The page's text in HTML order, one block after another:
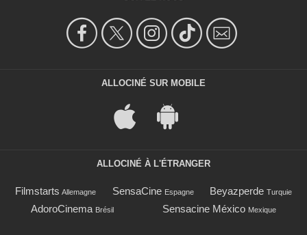
ALLOCINÉ SUR MOBILE
ALLOCINÉ À L'ÉTRANGER
Filmstarts Allemagne SensaCine Espagne Beyazperde Turquie
AdoroCinema Brésil Sensacine México Mexique